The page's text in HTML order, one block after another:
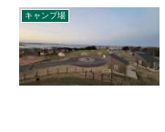
キャンプ場